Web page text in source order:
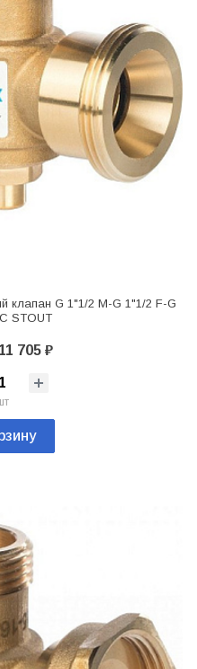
клапан G 1"1/2 M-G 1"1/2 F-G
STOUT
705 ₽